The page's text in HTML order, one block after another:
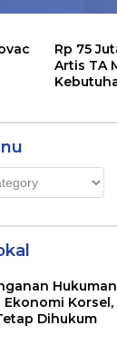
Rp 75
Artis TA
Korsel,
Dihukum